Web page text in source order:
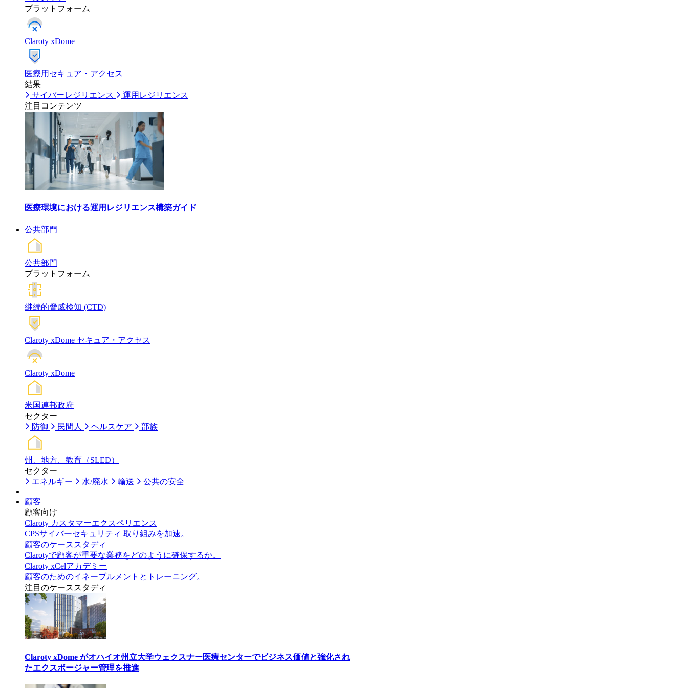
プラットフォーム
Claroty xDome
医療用セキュア・アクセス
結果
サイバーレジリエンス
運用レジリエンス
注目コンテンツ
医療環境における運用レジリエンス構築ガイド
公共部門
公共部門
プラットフォーム
継続的脅威検知 (CTD)
Claroty xDome セキュア・アクセス
Claroty xDome
米国連邦政府
セクター
防御
民間人 ヘルスケア 部族
州、地方、教育（SLED）
セクター
エネルギー
水/廃水 輸送 公共の安全
顧客
顧客向け
Claroty カスタマーエクスペリエンス
CPSサイバーセキュリティ 取り組みを加速。
顧客のケーススタディ
Clarotyで顧客が重要な業務をどのように確保するか。
Claroty xCelアカデミー
顧客のためのイネーブルメントとトレーニング。
注目のケーススタディ
Claroty xDome がオハイオ州立大学ウェクスナー医療センターでビジネス価値と強化され
たエクスポージャー管理を推進